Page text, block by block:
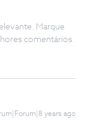
Marque
comentários.
years ago